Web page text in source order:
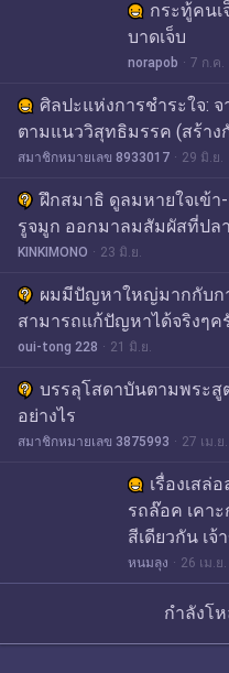
กระทู้คนเ
บาดเจ็บ
norapob 7 ก.ค.
ศิลปะแห่งการชำระใจ:
ตามแนววิสุทธิมรรค (สร้าง
สมาชิกหมายเลข 8933017 29 มิ.ย.
ฝึกสมาธิ ดูลมหายใจเข้
รูจมูก ออกมาลมสัมผัสที่ปล
KINKIMONO 23 มิ.ย.
ผมมีปัญหาใหญ่มากกับก
สามารถแก้ปัญหาได้จริงๆค
oui-tong 228 21 มิ.ย.
บรรลุโสดาบันตามพระสู
อย่างไร
สมาชิกหมายเลข 3875993 27 เม.ย.
เรื่องเสล่
รถล๊อค เคา
สีเดียวกัน เ
หนมลุง 26 เม.ย.
กำลังโ